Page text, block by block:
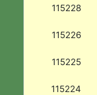
115228
115226
115225
115224